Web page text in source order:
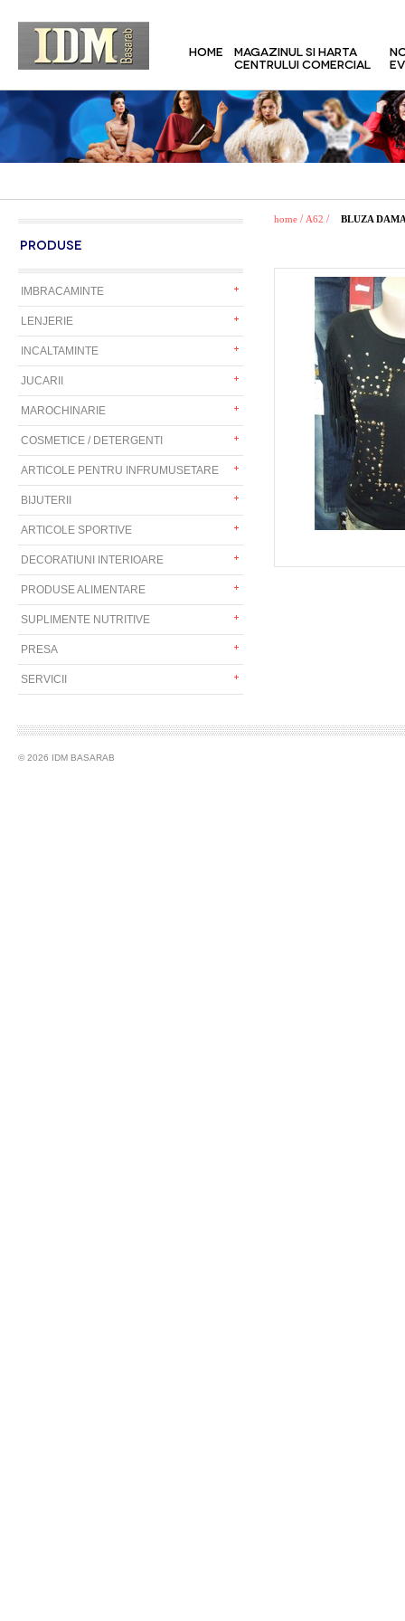
HOME
MAGAZINUL SI HARTA
CENTRULUI COMERCIAL
PRODUSE
IMBRACAMINTE
LENJERIE
INCALTAMINTE
JUCARII
MAROCHINARIE
COSMETICE / DETERGENTI
ARTICOLE PENTRU INFRUMUSETARE
BIJUTERII
ARTICOLE SPORTIVE
DECORATIUNI INTERIOARE
PRODUSE ALIMENTARE
SUPLIMENTE NUTRITIVE
PRESA
SERVICII
home / A62 / BLUZA
© 2026 IDM BASARAB